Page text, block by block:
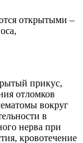
открытыми –
прикус,
отломков
вокруг
в
нерва при
кровотечение